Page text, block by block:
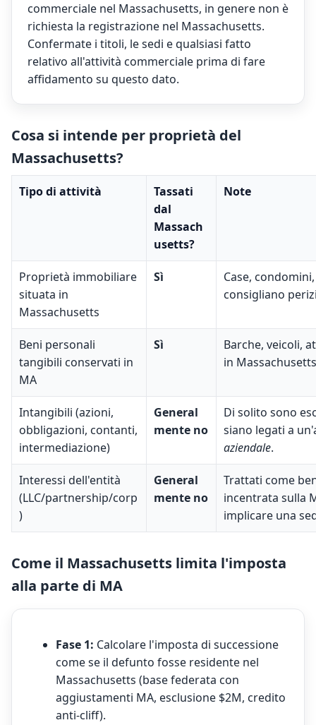
commerciale nel Massachusetts, in genere non è
richiesta la registrazione nel Massachusetts.
Confermate i titoli, le sedi e qualsiasi fatto
relativo all'attività commerciale prima di fare
affidamento su questo dato.
Cosa si intende per proprietà del
Massachusetts?
Tipo di attività
Tassati
dal
Massach
usetts?
Note
Proprietà immobiliare
situata in
Massachusetts
Sì
Case,
consigliano
Beni personali
tangibili conservati in
MA
Sì
Barche, veicoli,
in
Intangibili (azioni,
obbligazioni, contanti,
intermediazione)
General
mente no
Di solito sono
siano legati a
aziendale.
Interessi dell'entità
(LLC/partnership/corp
)
General
mente no
Trattati come
incentrata sulla
implicare una
Come il Massachusetts limita l'imposta
alla parte di MA
Fase 1: Calcolare l'imposta di successione
come se il defunto fosse residente nel
Massachusetts (base federata con
aggiustamenti MA, esclusione $2M, credito
anti-cliff).